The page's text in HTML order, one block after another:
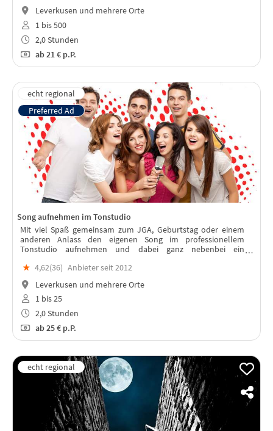
Leverkusen und mehrere Orte
1 bis 500
2,0 Stunden
ab21 € p.P.
Song aufnehmen im Tonstudio
Mit viel Spaß gemeinsam zum JGA, Geburtstag oder einem
anderen Anlass den eigenen Song im professionellem
Tonstudio aufnehmen und dabei ganz nebenbei ein
Event an die gemeinsame Zeit erinnert.
★ 4,62(36) Anbieter seit 2012
Leverkusen und mehrere Orte
1 bis 25
2,0 Stunden
ab25 € p.P.